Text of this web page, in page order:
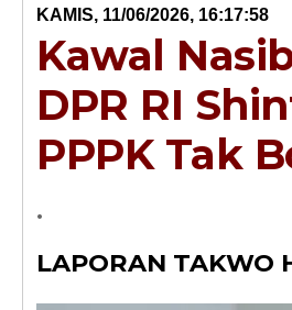
KAMIS, 11/06/2026, 16:17:58
Kawal
DPR RI
PPPK Tak
.
LAPORAN TAKWO